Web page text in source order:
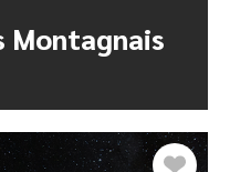
Montagnais